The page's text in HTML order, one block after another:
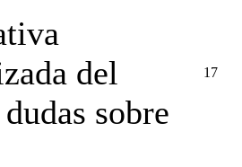
del
sobre
17